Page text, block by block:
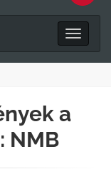
Toggle
a
NMB